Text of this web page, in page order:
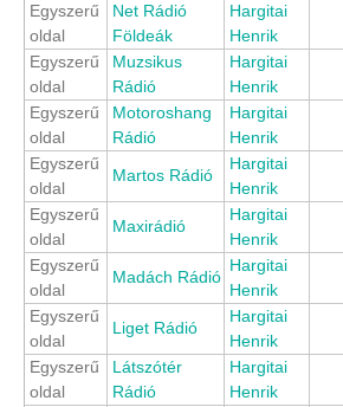
Egyszerű
oldal
Net Rádió
Földeák
Hargitai
Henrik
Egyszerű
oldal
Muzsikus
Rádió
Hargitai
Henrik
Egyszerű
oldal
Motoroshang
Rádió
Hargitai
Henrik
Egyszerű
oldal
Martos Rádió
Hargitai
Henrik
Egyszerű
oldal
Maxirádió
Hargitai
Henrik
Egyszerű
oldal
Madách Rádió
Hargitai
Henrik
Egyszerű
oldal
Liget Rádió
Hargitai
Henrik
Egyszerű
oldal
Látszótér
Rádió
Hargitai
Henrik